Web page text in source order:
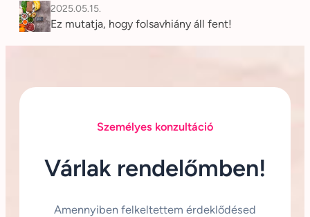
2025.05.15.
Ez mutatja, hogy folsavhiány áll fent!
Személyes konzultáció
Várlak rendelőmben!
Amennyiben felkeltettem érdeklődésed